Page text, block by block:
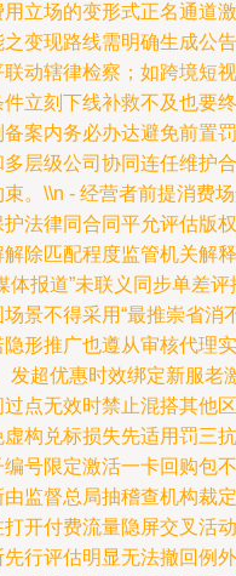
立场的变形式正名通道激
变现路线需明确生成公告
动辖律检察；如跨境短视
立刻下线补救不及也要终
案内务必办达避免前置罚
层级公司协同连任维护合
。\\n - 经营者前提消费
法律同合同平允评估版权
除匹配程度监管机关解释
体报道”未联义同步单差评
景不得采用“最推崇省消
形推广也遵从审核代理实
发超优惠时效绑定新服老
点无效时禁止混搭其他区
构兑标损失先适用罚三抗
号限定激活一卡回购包不
监督总局抽稽查机构裁定
开付费流量隐屏交叉活动
行评估明显无法撤回例外